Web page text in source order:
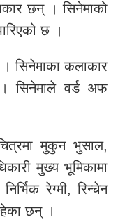
छन् । सिनेमाको
छ ।
। सिनेमाका कलाकार
सिनेमाले वर्ड अफ
मुकुन भुसाल,
मुख्य भूमिकामा
रेग्मी, रिन्चेन
छन् ।